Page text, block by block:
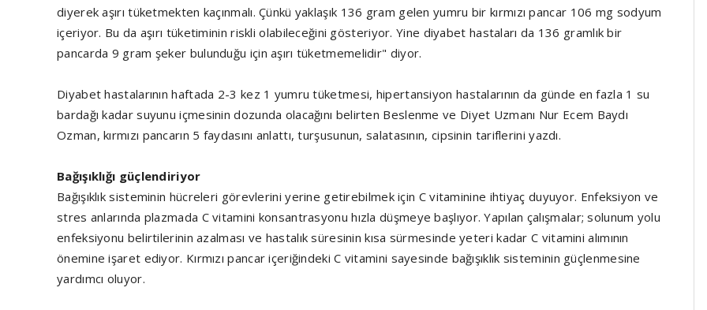
diyerek aşırı tüketmekten kaçınmalı. Çünkü yaklaşık 136 gram gelen yumru bir kırmızı pancar 106 mg sodyum
içeriyor. Bu da aşırı tüketiminin riskli olabileceğini gösteriyor. Yine diyabet hastaları da 136 gramlık bir
pancarda 9 gram şeker bulunduğu için aşırı tüketmemelidir" diyor.
Diyabet hastalarının haftada 2-3 kez 1 yumru tüketmesi, hipertansiyon hastalarının da günde en fazla 1 su
bardağı kadar suyunu içmesinin dozunda olacağını belirten Beslenme ve Diyet Uzmanı Nur Ecem Baydı
Ozman, kırmızı pancarın 5 faydasını anlattı, turşusunun, salatasının, cipsinin tariflerini yazdı.
Bağışıklığı güçlendiriyor
Bağışıklık sisteminin hücreleri görevlerini yerine getirebilmek için C vitaminine ihtiyaç duyuyor. Enfeksiyon ve
stres anlarında plazmada C vitamini konsantrasyonu hızla düşmeye başlıyor. Yapılan çalışmalar; solunum yolu
enfeksiyonu belirtilerinin azalması ve hastalık süresinin kısa sürmesinde yeteri kadar C vitamini alımının
önemine işaret ediyor. Kırmızı pancar içeriğindeki C vitamini sayesinde bağışıklık sisteminin güçlenmesine
yardımcı oluyor.